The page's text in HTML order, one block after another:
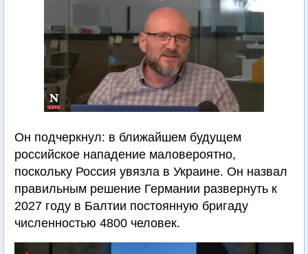
Он подчеркнул: в ближайшем будущем
российское нападение маловероятно,
поскольку Россия увязла в Украине. Он назвал
правильным решение Германии развернуть к
2027 году в Балтии постоянную бригаду
численностью 4800 человек.